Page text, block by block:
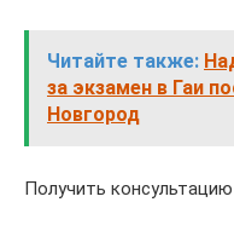
Читайте также:
за экзамен в Гаи
Новгород
Получить консультацию